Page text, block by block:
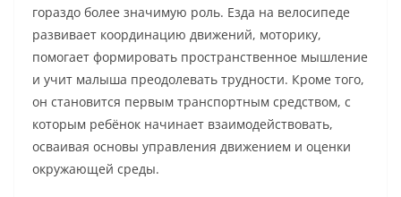
гораздо более значимую роль. Езда на велосипеде
развивает координацию движений, моторику,
помогает формировать пространственное мышление
и учит малыша преодолевать трудности. Кроме того,
он становится первым транспортным средством, с
которым ребёнок начинает взаимодействовать,
осваивая основы управления движением и оценки
окружающей среды.